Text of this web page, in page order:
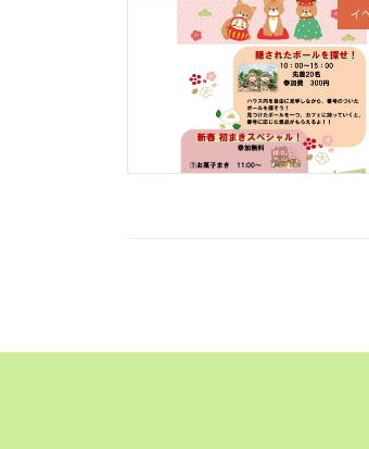
イ